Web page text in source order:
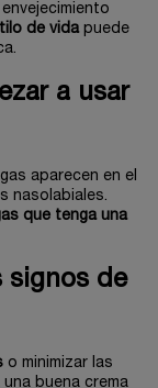
de vidapuede
a usar
aparecen en el
nasolabiales.
que tenga una
signos de
o minimizar las
buena crema